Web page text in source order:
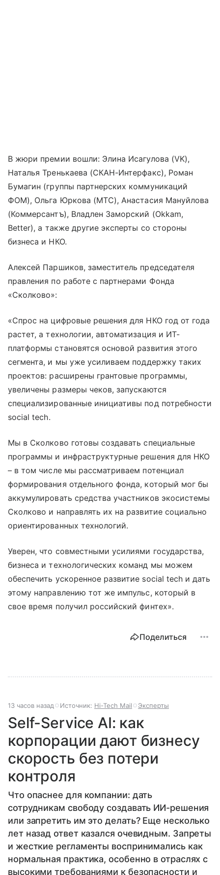
В жюри премии вошли: Элина Исагулова (VK),
Наталья Тренькаева (СКАН-Интерфакс), Роман
Бумагин (группы партнерских коммуникаций
ФОМ), Ольга Юркова (МТС), Анастасия Мануйлова
(Коммерсантъ), Владлен Заморский (Okkam,
Better), а также другие эксперты со стороны
бизнеса и НКО.
Алексей Паршиков, заместитель председателя
правления по работе с партнерами Фонда
«Сколково»:
«Спрос на цифровые решения для НКО год от года
растет, а технологии, автоматизация и ИТ-
платформы становятся основой развития этого
сегмента, и мы уже усиливаем поддержку таких
проектов: расширены грантовые программы,
увеличены размеры чеков, запускаются
специализированные инициативы под потребности
social tech.
Мы в Сколково готовы создавать специальные
программы и инфраструктурные решения для НКО
– в том числе мы рассматриваем потенциал
формирования отдельного фонда, который мог бы
аккумулировать средства участников экосистемы
Сколково и направлять их на развитие социально
ориентированных технологий.
Уверен, что совместными усилиями государства,
бизнеса и технологических команд мы можем
обеспечить ускоренное развитие social tech и дать
этому направлению тот же импульс, который в
свое время получил российский финтех».
Поделиться
13 часов назад Источник: Hi-Tech Mail Эксперты
Self-Service AI: как
корпорации дают бизнесу
скорость без потери
контроля
Что опаснее для компании: дать
сотрудникам свободу создавать ИИ-решения
или запретить им это делать? Еще несколько
лет назад ответ казался очевидным. Запреты
и жесткие регламенты воспринимались как
нормальная практика, особенно в отраслях с
высокими требованиями к безопасности и